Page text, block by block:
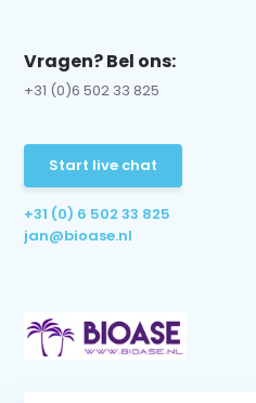
Vragen? Bel ons:
+31 (0)6 502 33 825
Start live chat
+31 (0) 6 502 33 825
jan@bioase.nl